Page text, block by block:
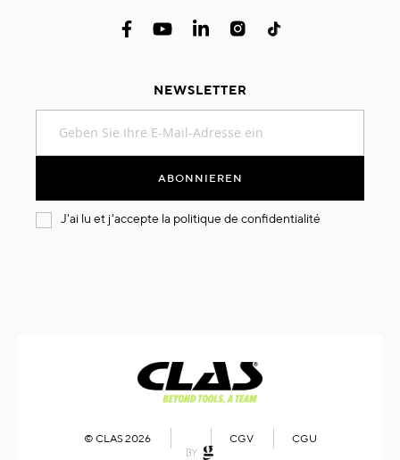
NEWSLETTER
sich
an:
ABONNIEREN
J'ai lu et j'accepte la politique de confidentialité
© CLAS 2026 CGV CGU